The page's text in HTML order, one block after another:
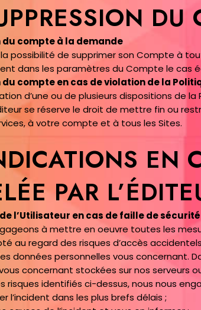
DU
du compte à la demande
la possibilité de supprimer son Compte à
dans les paramètres du Compte le cas
du compte en cas de violation de la
d’une ou de plusieurs dispositions
se réserve le droit de mettre fin ou
à votre compte et à tous les Sites.
EN
PAR
l’Utilisateur en cas de faille de sécurité
à mettre en oeuvre toutes les
au regard des risques d’accès
données personnelles vous concernant.
concernant stockées sur nos serveurs
risques identifiés ci-dessus, nous nous
l’incident dans les plus brefs délais ;